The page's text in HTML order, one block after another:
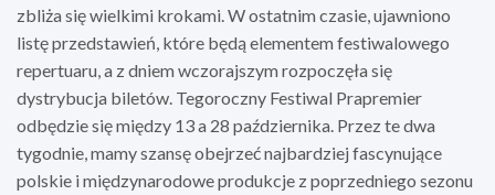
zbliża się wielkimi krokami. W ostatnim czasie, ujawniono
listę przedstawień, które będą elementem festiwalowego
repertuaru, a z dniem wczorajszym rozpoczęła się
dystrybucja biletów. Tegoroczny Festiwal Prapremier
odbędzie się między 13 a 28 października. Przez te dwa
tygodnie, mamy szansę obejrzeć najbardziej fascynujące
polskie i międzynarodowe produkcje z poprzedniego sezonu